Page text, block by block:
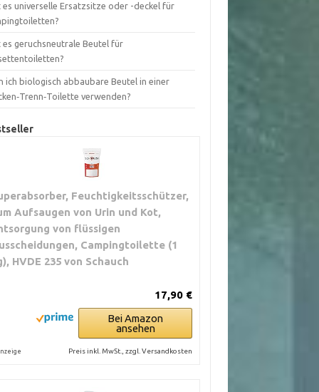
es universelle Ersatzsitze oder -deckel für
es geruchsneutrale Beutel für
ich biologisch abbaubare Beutel in einer
verwenden?
Feuchtigkeitsschützer,
Aufsaugen von Urin und Kot,
von flüssigen
Campingtoilette (1
HVDE 235 von Schauch
17,90 €
Bei Amazon
ansehen
Preis inkl. MwSt., zzgl. Versandkosten